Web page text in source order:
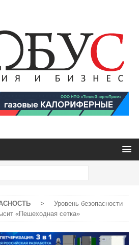
>
Уровень безопасности
«Пешеходная сетка»